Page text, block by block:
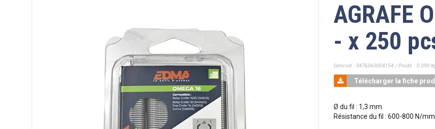
AGRAFE
- x 250
Gencod : 3476060004154 / Poids : 0.090
Télécharger la fiche
Ø du fil : 1,3 mm.
Résistance du fil : 600-800 N/